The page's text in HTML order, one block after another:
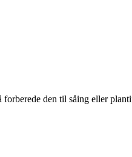
den til såing eller